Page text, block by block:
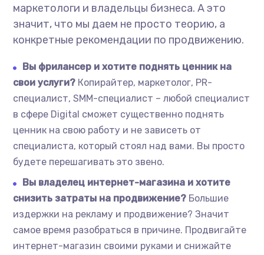
маркетологи и владельцы бизнеса. А это
значит, что мы даем не просто теорию, а
конкретные рекомендации по продвижению.
Вы фрилансер и хотите поднять ценник на
свои услуги? Копирайтер, маркетолог, PR-
специалист, SMM-специалист – любой специалист
в сфере Digital сможет существенно поднять
ценник на свою работу и не зависеть от
специалиста, который стоял над вами. Вы просто
будете перешагивать это звено.
Вы владелец интернет-магазина и хотите
снизить затраты на продвижение? Большие
издержки на рекламу и продвижение? Значит
самое время разобраться в причине. Продвигайте
интернет-магазин своими руками и снижайте